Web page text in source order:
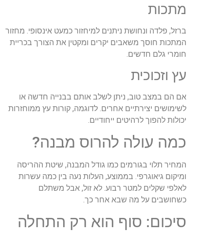
מתכות
ברזל, פלדה ונחושת ניתנים למיחזור כמעט אינסופי. מחזור
המתכות חוסך משאבים יקרים ומקטין את הצורך בכריית
חומרי גלם חדשים.
עץ וזכוכית
אם הם במצב טוב, ניתן לשלב אותם בבנייה חדשה או
לשימושים יצירתיים אחרים. לדוגמה, קורות עץ ממוחזרות
יכולות להפוך לרהיטים ייחודיים.
כמה עולה להרוס מבנה?
המחיר תלוי בגורמים כמו גודל המבנה, שיטת ההריסה
ומיקום גיאוגרפי. בממוצע, העלות נעה בין כמה עשרות
לאלפי שקלים למטר רבוע. לא זול, אבל משתלם
כשחושבים על מה שבא אחר כך.
סיכום: סוף הוא רק התחלה